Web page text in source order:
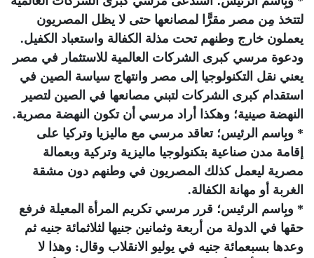
لتتخذ مِن مصر مقرًّا لمصانعها حتى لا يظل المصريون
يعملون خارج وطنهم تحت مذلة الكفالة واستعباد الكفيل.
ودعوة مرسي كبرى الشركات العالمية للاستثمار في مصر
يعني نقل التكنولوجيا إلى مصر وانتهاج سياسة الصين في
استقدام كبرى الشركات لتبني مصانعها في الصين لتصير
النهضة صينية؛ وهكذا أراد مرسي أن تكون النهضة مصرية.
* وبِاسم الرئيس؛ تعاقد مرسي مع ماليزيا وتركيا على
إقامة مدن صناعية بتكنولوجيا ماليزية وتركية وبعمالة
مصرية ليعمل كذلك المصريون في وطنهم دون مشقة
الغربة أو مهانة الكفالة.
* وبِاسم الرئيس؛ قرر مرسي تكريم المرأة المعيلة فرفع
حقها في الدولة من أربعة وثمانين جنيها لثلاثمائة جنيه ثم
وعدها بسبعمائة جنيه في يوليو الانقلاب وقال: وهذا لا